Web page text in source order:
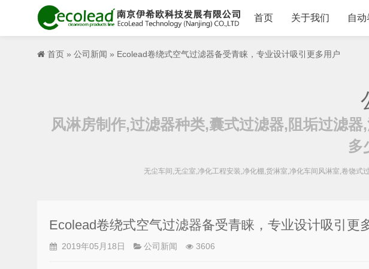
首页 关于我们 自动
首页 » 公司新闻 » Ecolead卷绕式空气过滤器备受青睐，专业设计吸引更多用户
风淋房制作,过滤器种类,囊式过滤器,阻垢过滤
多
无尘车间,无尘室,净化工程安装,净化棚,货淋室,净化车间风淋室,卷饶
Ecolead卷绕式空气过滤器备受青睐，专业设计吸引更
2019年05月18日 公司新闻 3606